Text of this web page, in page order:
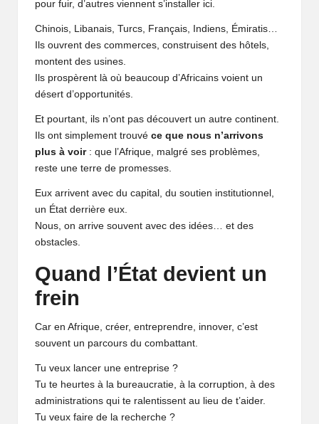
pour fuir, d’autres viennent s’installer ici.
Chinois, Libanais, Turcs, Français, Indiens, Émiratis…
Ils ouvrent des commerces, construisent des hôtels,
montent des usines.
Ils prospèrent là où beaucoup d’Africains voient un
désert d’opportunités.
Et pourtant, ils n’ont pas découvert un autre continent.
Ils ont simplement trouvé ce que nous n’arrivons
plus à voir: que l’Afrique, malgré ses problèmes,
reste une terre de promesses.
Eux arrivent avec du capital, du soutien institutionnel,
un État derrière eux.
Nous, on arrive souvent avec des idées… et des
obstacles.
Quand l’État devient un
frein
Car en Afrique, créer, entreprendre, innover, c’est
souvent un parcours du combattant.
Tu veux lancer une entreprise ?
Tu te heurtes à la bureaucratie, à la corruption, à des
administrations qui te ralentissent au lieu de t’aider.
Tu veux faire de la recherche ?